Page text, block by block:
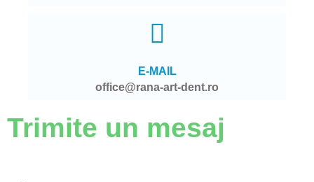
E-MAIL
office@rana-art-dent.ro
Trimite un mesaj